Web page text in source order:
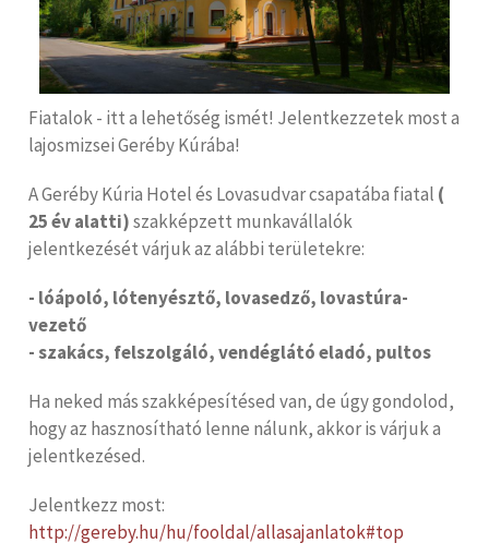
Fiatalok - itt a lehetőség ismét! Jelentkezzetek most a
lajosmizsei Geréby Kúrába!
A Geréby Kúria Hotel és Lovasudvar csapatába fiatal (
25 év alatti)szakképzett munkavállalók
jelentkezését várjuk az alábbi területekre:
- lóápoló, lótenyésztő, lovasedző, lovastúra-
vezető
- szakács, felszolgáló, vendéglátó eladó, pultos
Ha neked más szakképesítésed van, de úgy gondolod,
hogy az hasznosítható lenne nálunk, akkor is várjuk a
jelentkezésed.
Jelentkezz most:
http://gereby.hu/hu/fooldal/allasajanlatok#top